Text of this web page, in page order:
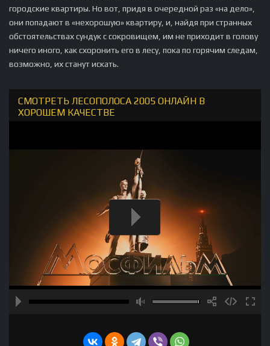
городские квартиры. Но вот, придя в очередной раз «на дело»,
они попадают в «нехорошую» квартиру, и, найдя при странных
обстоятельствах сундук с сокровищем, им не приходит в голову
ничего иного, как схоронить его в лесу, пока по горячим следам,
возможно, их станут искать.
СМОТРЕТЬ ЛЕСОПОЛОСА 2005 ОНЛАЙН В
ХОРОШЕМ КАЧЕСТВЕ